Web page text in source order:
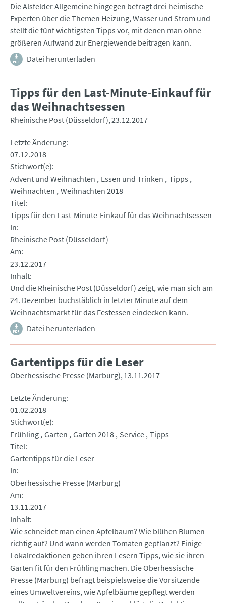
Die Alsfelder Allgemeine hingegen befragt drei heimische
Experten über die Themen Heizung, Wasser und Strom und
stellt die fünf wichtigsten Tipps vor, mit denen man ohne
größeren Aufwand zur Energiewende beitragen kann.
Datei herunterladen
Tipps für den Last-Minute-Einkauf für
das Weihnachtsessen
Rheinische Post (Düsseldorf) 23.12.2017
Letzte Änderung
07.12.2018
Stichwort(e)
Advent und Weihnachten
Essen und Trinken Tipps
Weihnachten Weihnachten 2018
Titel
Tipps für den Last-Minute-Einkauf für das Weihnachtsessen
In
Rheinische Post (Düsseldorf)
Am
23.12.2017
Inhalt
Und die Rheinische Post (Düsseldorf) zeigt, wie man sich am
24. Dezember buchstäblich in letzter Minute auf dem
Weihnachtsmarkt für das Festessen eindecken kann.
Datei herunterladen
Gartentipps für die Leser
Oberhessische Presse (Marburg) 13.11.2017
Letzte Änderung
01.02.2018
Stichwort(e)
Frühling Garten Garten 2018 Service Tipps
Titel
Gartentipps für die Leser
In
Oberhessische Presse (Marburg)
Am
13.11.2017
Inhalt
Wie schneidet man einen Apfelbaum? Wie blühen Blumen
richtig auf? Und wann werden Tomaten gepflanzt? Einige
Lokalredaktionen geben ihren Lesern Tipps, wie sie ihren
Garten fit für den Frühling machen. Die Oberhessische
Presse (Marburg) befragt beispielsweise die Vorsitzende
eines Umweltvereins, wie Apfelbäume gepflegt werden